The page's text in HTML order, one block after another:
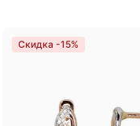
Скидка -15%